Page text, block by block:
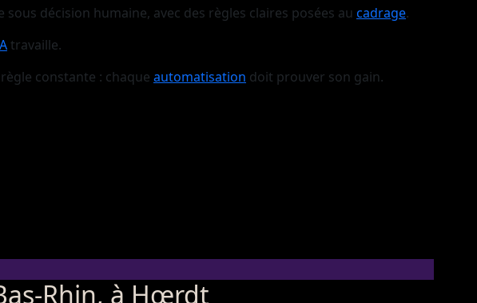
décision humaine, avec des règles claires posées au cadrage.
travaille.
constante : chaque automatisation doit prouver son gain.
Rhin, à Hœrdt